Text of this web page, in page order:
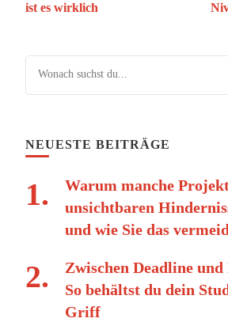
ist es wirklich
Suchst du nach etwas?
NEUESTE BEITRÄGE
Warum manche
unsichtbaren
und wie Sie das
Zwischen Deadline
So behältst du dein
Griff